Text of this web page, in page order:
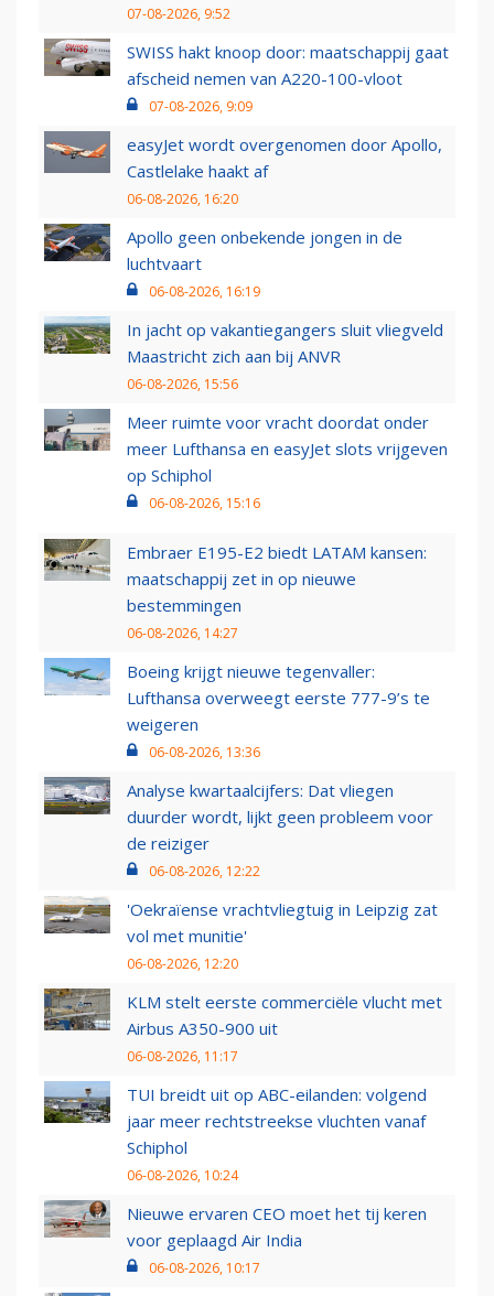
07-08-2026, 9:52
SWISS hakt knoop door: maatschappij gaat
afscheid nemen van A220-100-vloot
07-08-2026, 9:09
easyJet wordt overgenomen door Apollo,
Castlelake haakt af
06-08-2026, 16:20
Apollo geen onbekende jongen in de
luchtvaart
06-08-2026, 16:19
In jacht op vakantiegangers sluit vliegveld
Maastricht zich aan bij ANVR
06-08-2026, 15:56
Meer ruimte voor vracht doordat onder
meer Lufthansa en easyJet slots vrijgeven
op Schiphol
06-08-2026, 15:16
Embraer E195-E2 biedt LATAM kansen:
maatschappij zet in op nieuwe
bestemmingen
06-08-2026, 14:27
Boeing krijgt nieuwe tegenvaller:
Lufthansa overweegt eerste 777-9’s te
weigeren
06-08-2026, 13:36
Analyse kwartaalcijfers: Dat vliegen
duurder wordt, lijkt geen probleem voor
de reiziger
06-08-2026, 12:22
'Oekraïense vrachtvliegtuig in Leipzig zat
vol met munitie'
06-08-2026, 12:20
KLM stelt eerste commerciële vlucht met
Airbus A350-900 uit
06-08-2026, 11:17
TUI breidt uit op ABC-eilanden: volgend
jaar meer rechtstreekse vluchten vanaf
Schiphol
06-08-2026, 10:24
Nieuwe ervaren CEO moet het tij keren
voor geplaagd Air India
06-08-2026, 10:17